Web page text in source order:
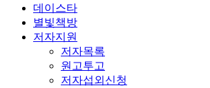
데이스타
별빛책방
저자지원
저자목록
원고투고
저자섭외신청